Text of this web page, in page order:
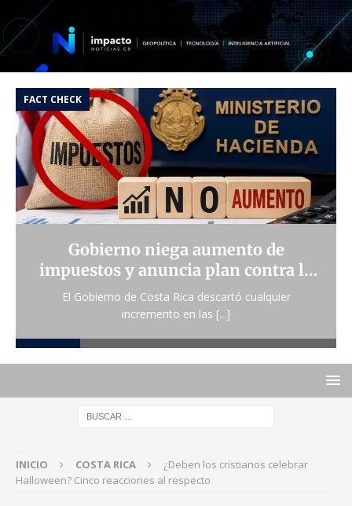
COSTA RICA
Abelardo De La Espriella asume la
presidencia de Colombia: Inicia la
era de la ‘Patria Milagro’
Este 7 de agosto, Abelardo De La Espriella toma
posesión[...]
INICIO COSTA RICA
¿Deben los cristianos celebrar
Halloween? Cinco reacciones al respecto